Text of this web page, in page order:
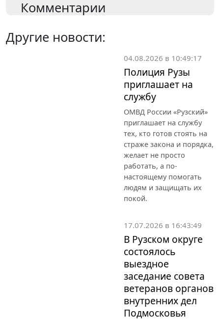
Комментарии
Другие новости:
04.08.2026 в 10:49:17
Полиция Рузы
приглашает на
службу
ОМВД России «Рузский»
приглашает на службу
тех, кто готов стоять на
страже закона и порядка,
желает не просто
работать, а по-
настоящему помогать
людям и защищать их
покой.
17.07.2026 в 16:43:49
В Рузском округе
состоялось
выездное
заседание совета
ветеранов органов
внутренних дел
Подмосковья